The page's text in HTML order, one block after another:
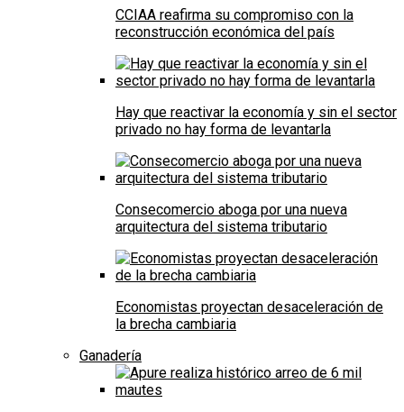
CCIAA reafirma su compromiso con la
reconstrucción económica del país
Hay que reactivar la economía y sin el sector
privado no hay forma de levantarla
Consecomercio aboga por una nueva
arquitectura del sistema tributario
Economistas proyectan desaceleración de
la brecha cambiaria
Ganadería